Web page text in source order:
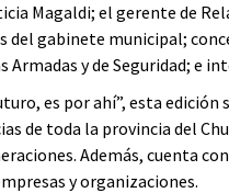
Magaldi; el gerente de
del gabinete municipal;
Armadas y de Seguridad; e
es por ahí”, esta
de toda la provincia del
Además, cuenta
y organizaciones.